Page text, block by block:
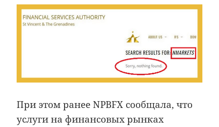
При этом ранее NPBFX сообщала, что
услуги на финансовых рынках